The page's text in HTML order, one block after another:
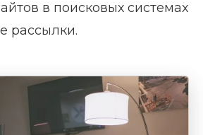
в поисковых системах
рассылки.